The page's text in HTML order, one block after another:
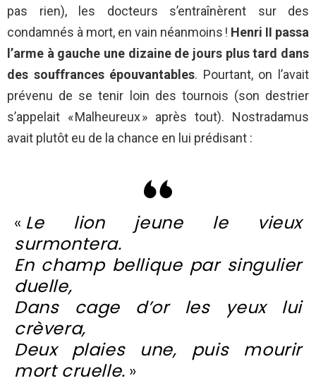
pas rien), les docteurs s’entraînèrent sur des
condamnés à mort, en vain néanmoins ! Henri II passa
l’arme à gauche une dizaine de jours plus tard dans
des souffrances épouvantables. Pourtant, on l’avait
prévenu de se tenir loin des tournois (son destrier
s’appelait « Malheureux » après tout). Nostradamus
avait plutôt eu de la chance en lui prédisant :
« Le lion jeune le vieux
surmontera.
En champ bellique par singulier
duelle,
Dans cage d’or les yeux lui
crèvera,
Deux plaies une, puis mourir
mort cruelle. »